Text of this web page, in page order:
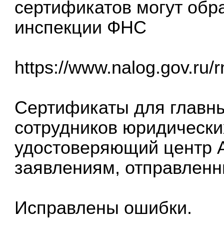
сертификатов могут
инспекции ФНС
https://
Сертификаты для
сотрудников
удостоверяющий
заявлениям,
Исправлены ошибки.